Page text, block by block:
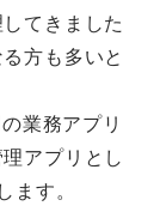
てきました
方も多いと
業務アプリ
アプリとし
ます。